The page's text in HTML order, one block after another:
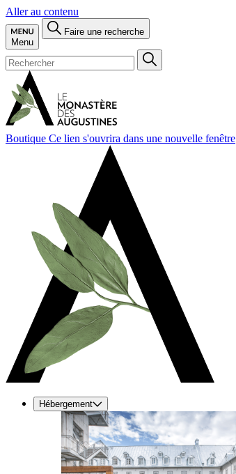
Aller au contenu
Menu
Faire une recherche
Boutique Ce lien s'ouvrira dans une nouvelle fenêtre
Hébergement